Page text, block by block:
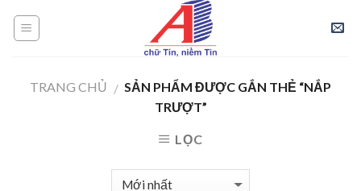
TRANG CHỦ / SẢN PHẨM ĐƯỢC GẮN THẺ “NẮP
TRƯỢT”
LỌC